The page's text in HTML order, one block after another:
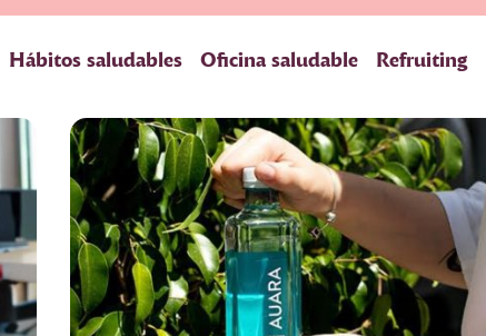
Hábitos saludables Oficina saludable
Refruiting